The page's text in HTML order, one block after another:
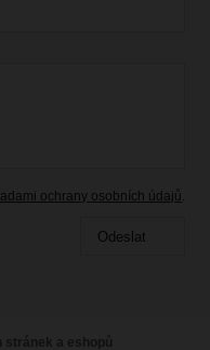
ochrany osobních údajů.
Odeslat